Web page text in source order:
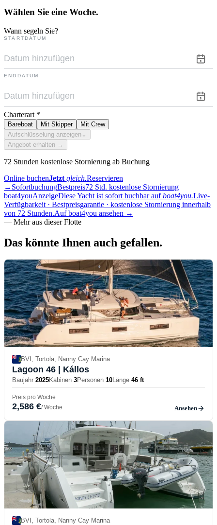
Wählen Sie eine Woche.
Wann segeln Sie?
STARTDATUM
ENDDATUM
Charterart *
Bareboat Mit Skipper
Mit Crew
Aufschlüsselung anzeigen ⌄
Angebot erhalten →
72 Stunden kostenlose Stornierung ab Buchung
Online buchenJetzt gleich.Reservieren
→ SofortbuchungBestpreis72 Std. kostenlose Stornierung
boat4youAnzeigeDiese Yacht ist sofort buchbar auf boat4you.Live-
Verfügbarkeit · Bestpreisgarantie · kostenlose Stornierung innerhalb
von 72 Stunden.Auf boat4you ansehen →
— Mehr aus dieser Flotte
Das könnte Ihnen auch gefallen.
BVI, Tortola, Nanny Cay Marina
Lagoon 46 | Kállos
Baujahr 2025Kabinen 3Personen 10Länge 46 ft
Preis pro Woche
2,586 €/ Woche Ansehen
BVI, Tortola, Nanny Cay Marina